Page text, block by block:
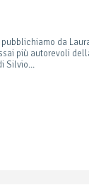
da
più autorevoli
Silvio...